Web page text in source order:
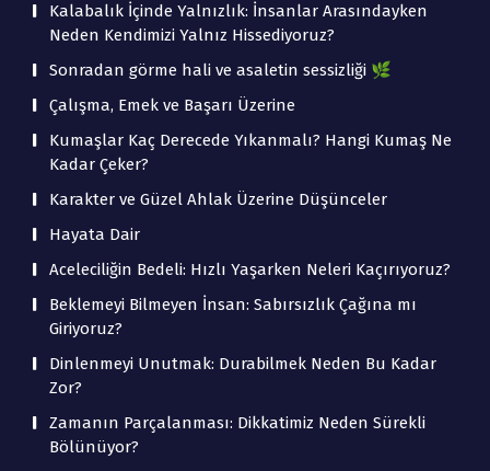
Kalabalık İçinde Yalnızlık: İnsanlar Arasındayken
Neden Kendimizi Yalnız Hissediyoruz?
Sonradan görme hali ve asaletin sessizliği 🌿
Çalışma, Emek ve Başarı Üzerine
Kumaşlar Kaç Derecede Yıkanmalı? Hangi Kumaş Ne
Kadar Çeker?
Karakter ve Güzel Ahlak Üzerine Düşünceler
Hayata Dair
Aceleciliğin Bedeli: Hızlı Yaşarken Neleri Kaçırıyoruz?
Beklemeyi Bilmeyen İnsan: Sabırsızlık Çağına mı
Giriyoruz?
Dinlenmeyi Unutmak: Durabilmek Neden Bu Kadar
Zor?
Zamanın Parçalanması: Dikkatimiz Neden Sürekli
Bölünüyor?